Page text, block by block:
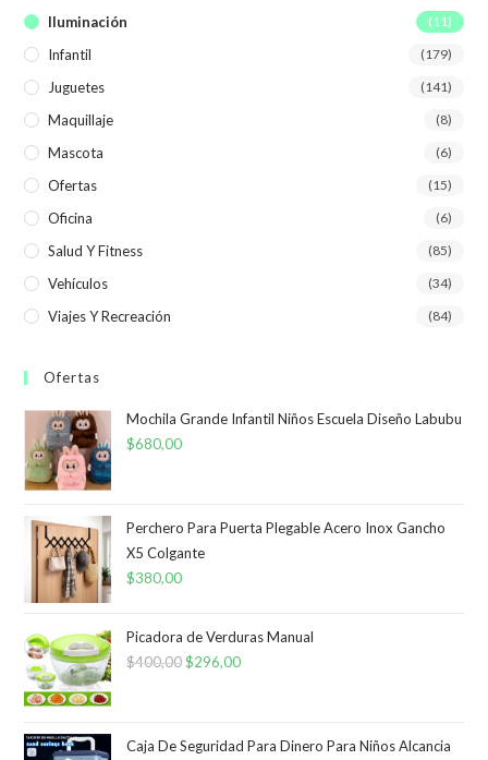
Iluminación (11)
Infantil (179)
Juguetes (141)
Maquillaje (8)
Mascota (6)
Ofertas (15)
Oficina (6)
Salud Y Fitness (85)
Vehículos (34)
Viajes Y Recreación (84)
Ofertas
Mochila Grande Infantil Niños Escuela Diseño Labubu
$680,00
Perchero Para Puerta Plegable Acero Inox Gancho
X5 Colgante
$380,00
Picadora de Verduras Manual
$400,00El
era:
$296,00El
es:
Caja De Seguridad Para Dinero Para Niños Alcancia